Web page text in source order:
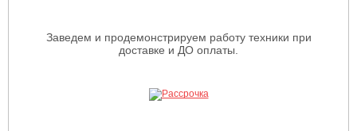
Заведем и продемонстрируем работу техники при
доставке и ДО оплаты.